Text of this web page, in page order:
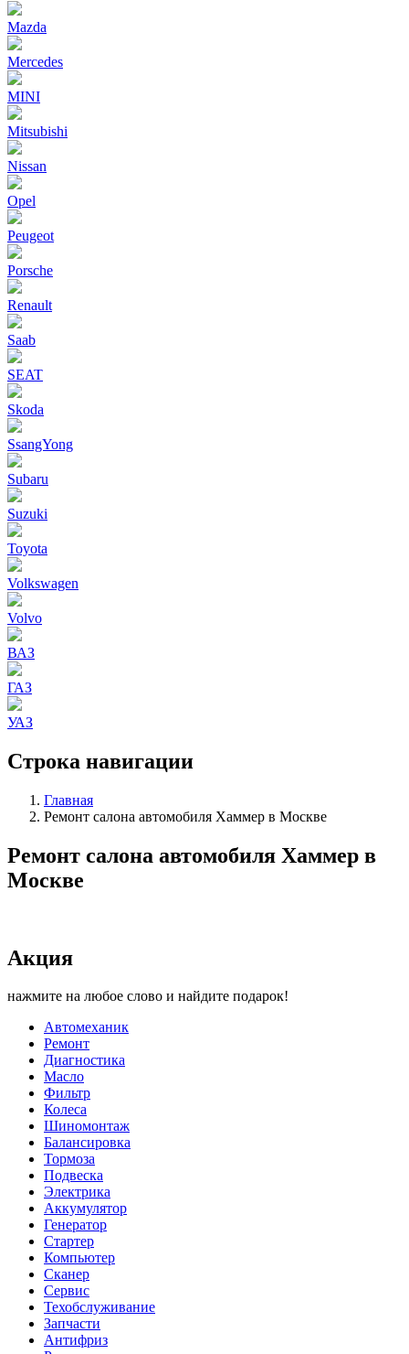
Mazda
Mercedes
MINI
Mitsubishi
Nissan
Opel
Peugeot
Porsche
Renault
Saab
SEAT
Skoda
SsangYong
Subaru
Suzuki
Toyota
Volkswagen
Volvo
ВАЗ
ГАЗ
УАЗ
Строка навигации
Главная
Ремонт салона автомобиля Хаммер в Москве
Ремонт салона автомобиля Хаммер в
Москве
Акция
нажмите на любое слово и найдите подарок!
Автомеханик
Ремонт
Диагностика
Масло
Фильтр
Колеса
Шиномонтаж
Балансировка
Тормоза
Подвеска
Электрика
Аккумулятор
Генератор
Стартер
Компьютер
Сканер
Сервис
Техобслуживание
Запчасти
Антифриз